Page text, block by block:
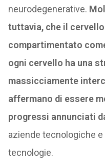
neurodegenerative.
tuttavia, che il
compartimentato
ogni cervello ha una
massicciamente
affermano di essere
progressi annunciati
aziende tecnologiche
tecnologie.